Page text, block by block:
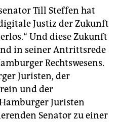
Till Steffen hat
Justiz der Zukunft
Und diese Zukunft
in seiner Antrittsrede
Rechtswesens.
Juristen, der
und der
Juristen
Senator zu einer